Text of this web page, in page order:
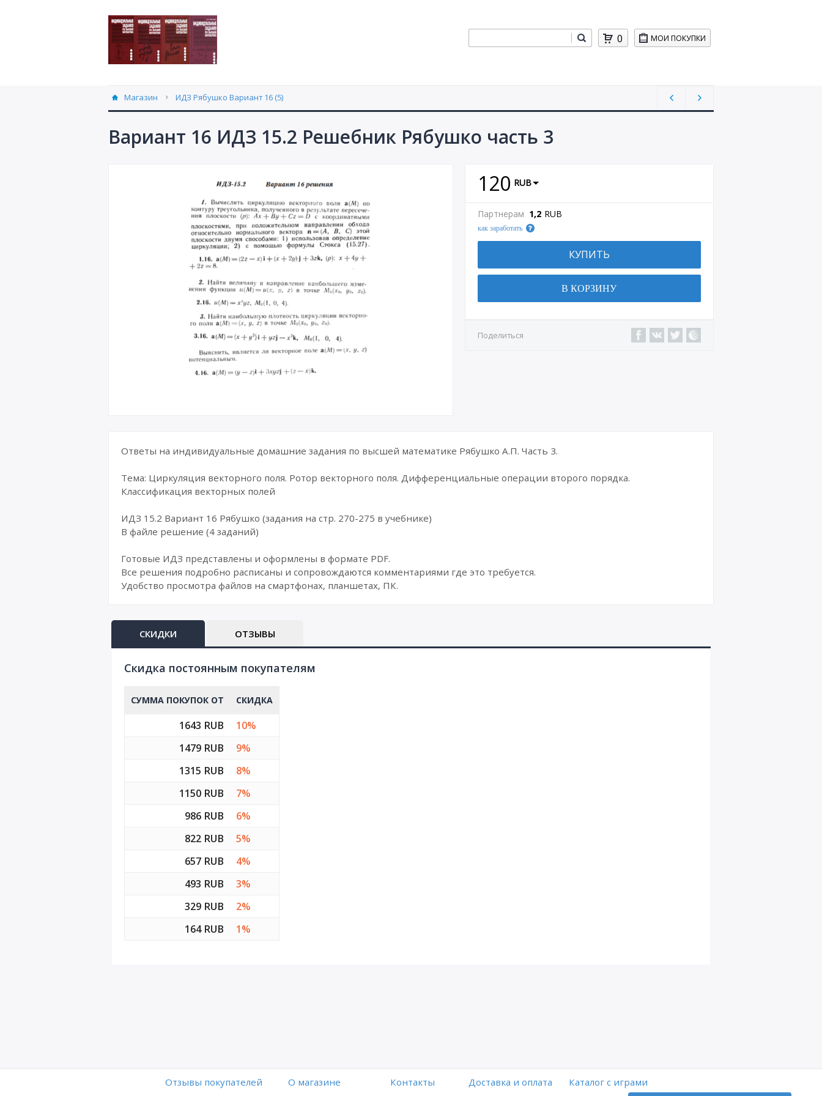
МОИ ПОКУПКИ
0
Магазин ИДЗ Рябушко Вариант 16 (5)
Вариант 16 ИДЗ 15.2 Решебник Рябушко часть 3
120 RUB
Партнерам 1,2 RUB
как заработать
КУПИТЬ
В КОРЗИНУ
Поделиться
Ответы на индивидуальные домашние задания по высшей математике Рябушко А.П. Часть 3.
Тема: Циркуляция векторного поля. Ротор векторного поля. Дифференциальные операции второго порядка.
Классификация векторных полей
ИДЗ 15.2 Вариант 16 Рябушко (задания на стр. 270-275 в учебнике)
В файле решение (4 заданий)
Готовые ИДЗ представлены и оформлены в формате PDF.
Все решения подробно расписаны и сопровождаются комментариями где это требуется.
Удобство просмотра файлов на смартфонах, планшетах, ПК.
СКИДКИ ОТЗЫВЫ
Cкидка постоянным покупателям
СУММА ПОКУПОК ОТ СКИДКА
1643 RUB
10%
1479 RUB
9%
1315 RUB
8%
1150 RUB
7%
986 RUB
6%
822 RUB
5%
657 RUB
4%
493 RUB
3%
329 RUB
2%
164 RUB
1%
Отзывы покупателей O магазине Контакты Доставка и оплата
Каталог с играми